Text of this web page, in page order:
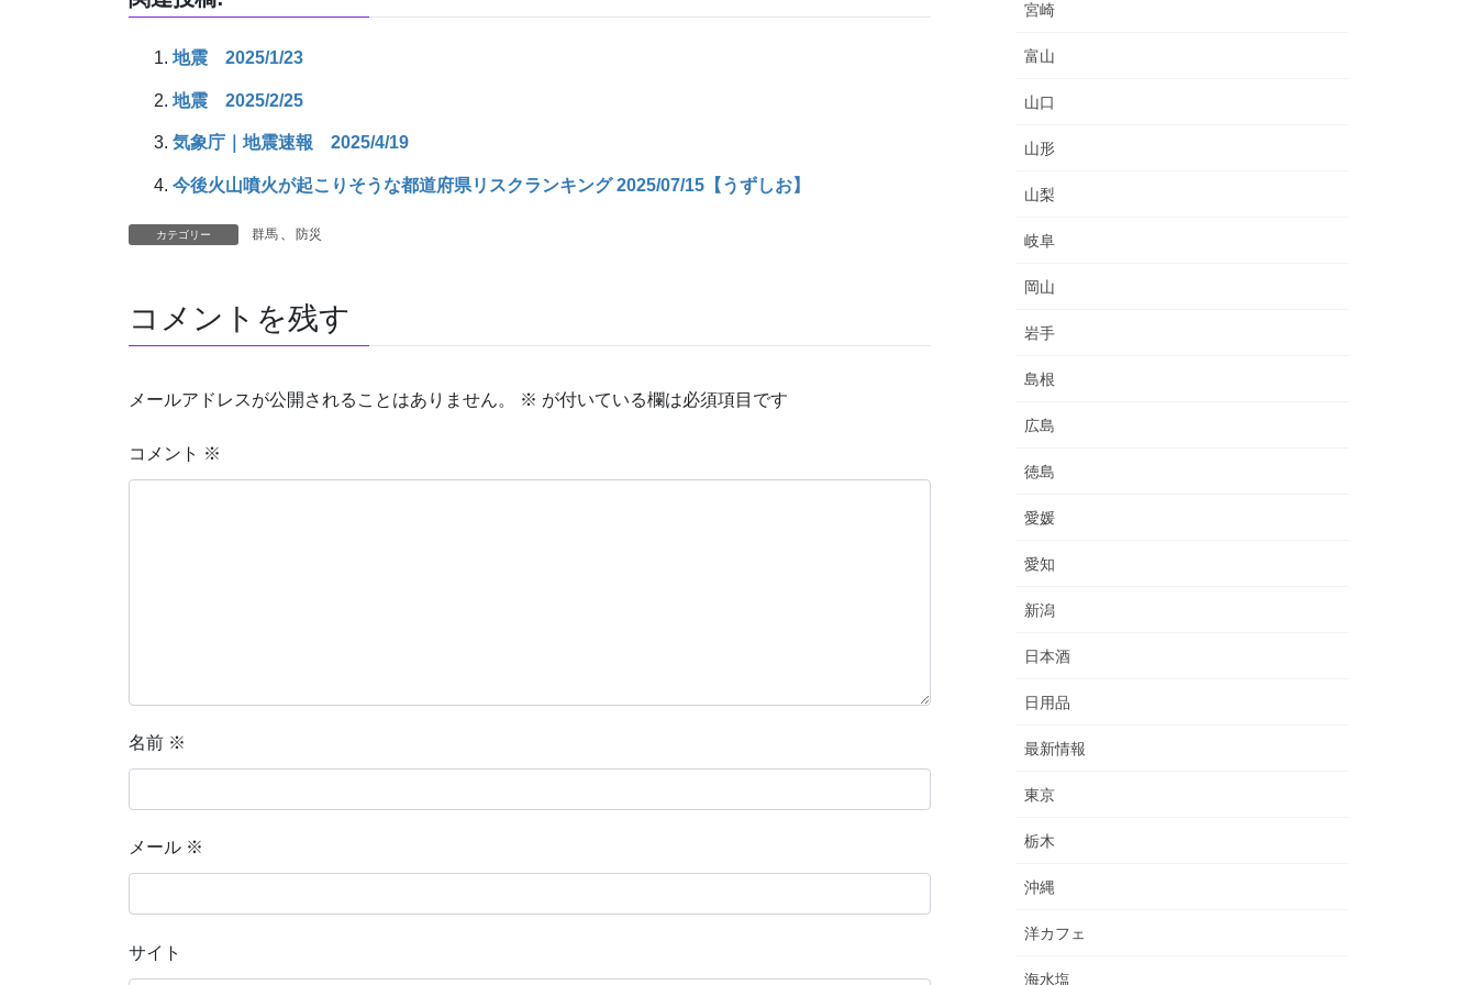
地震 2025/1/23
地震 2025/2/25
気象庁｜地震速報 2025/4/19
今後火山噴火が起こりそうな都道府県リスクランキング 2025/07/15【うずしお】
カテゴリー 群馬 、 防災
コメントを残す
メールアドレスが公開されることはありません。 ※ が付いている欄は必須項目です
コメント ※
名前 ※
メール ※
サイト
宮崎
富山
山口
山形
山梨
岐阜
岡山
岩手
島根
広島
徳島
愛媛
愛知
新潟
日本酒
日用品
最新情報
東京
栃木
沖縄
洋カフェ
海水塩